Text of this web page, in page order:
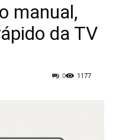
manual,
da TV
1177
0